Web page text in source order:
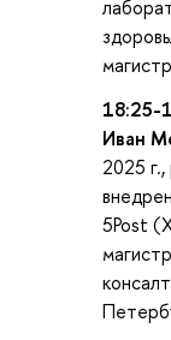
18:25-
Иван
2025
5Post